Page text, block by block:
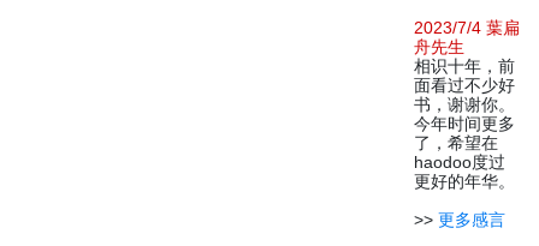
2023/7/4 葉扁
舟先生
相识十年，前
面看过不少好
书，谢谢你。
今年时间更多
了，希望在
haodoo度过
更好的年华。
>> 更多感言